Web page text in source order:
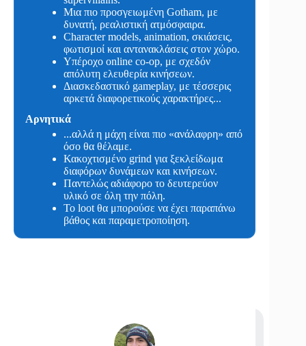
Μια πιο προσγειωμένη Gotham, με
δυνατή, ρεαλιστική ατμόσφαιρα.
Character models, animation, σκιάσεις,
φωτισμοί και αντανακλάσεις στον χώρο.
Υπέροχο online co-op, με σχεδόν
απόλυτη ελευθερία κινήσεων.
Διασκεδαστικό gameplay, με τέσσερις
αρκετά διαφορετικούς χαρακτήρες...
Αρνητικά
...αλλά η μάχη είναι πιο «ανάλαφρη» από
όσο θα θέλαμε.
Κακοχτισμένο grind για ξεκλείδωμα
διαφόρων δυνάμεων και κινήσεων.
Παντελώς αδιάφορο το δευτερεύον
υλικό σε όλη την πόλη.
Το loot θα μπορούσε να έχει παραπάνω
βάθος και παραμετροποίηση.